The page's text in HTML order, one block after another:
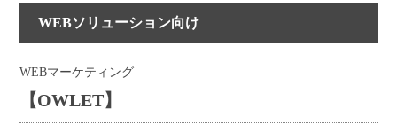
WEBソリューション向け
WEBマーケティング
【OWLET】